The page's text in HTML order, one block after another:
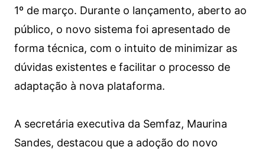
1º de março. Durante o lançamento, aberto ao
público, o novo sistema foi apresentado de
forma técnica, com o intuito de minimizar as
dúvidas existentes e facilitar o processo de
adaptação à nova plataforma.
A secretária executiva da Semfaz, Maurina
Sandes, destacou que a adoção do novo